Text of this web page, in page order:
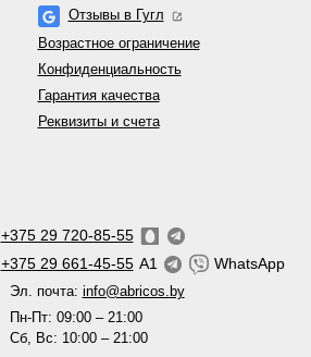
Отзывы в Гугл
Возрастное ограничение
Конфиденциальность
Гарантия качества
Реквизиты и счета
+375 29 720-85-55
+375 29 661-45-55 A1 WhatsApp
Эл. почта: info@abricos.by
Пн-Пт: 09:00 – 21:00
Сб, Вс: 10:00 – 21:00